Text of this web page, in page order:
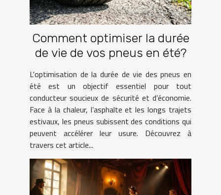
Comment optimiser la durée
de vie de vos pneus en été?
L'optimisation de la durée de vie des pneus en
été est un objectif essentiel pour tout
conducteur soucieux de sécurité et d’économie.
Face à la chaleur, l’asphalte et les longs trajets
estivaux, les pneus subissent des conditions qui
peuvent accélérer leur usure. Découvrez à
travers cet article...